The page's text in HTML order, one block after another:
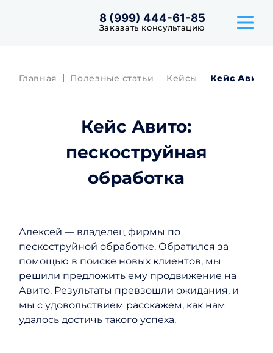
8 (999) 444-61-85
Заказать консультацию
ОТЗЫВЫ
Главная Полезные статьи Кейсы Кейс
Кейс Авито:
пескоструйная
обработка
Алексей — владелец фирмы по
пескоструйной обработке. Обратился за
помощью в поиске новых клиентов, мы
решили предложить ему продвижение на
Авито. Результаты превзошли ожидания, и
мы с удовольствием расскажем, как нам
удалось достичь такого успеха.